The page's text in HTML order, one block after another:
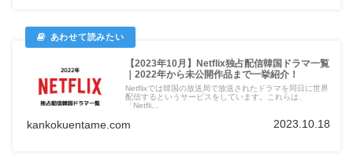
【2023年10月】Netflix独占配信韓国ドラマ一覧
｜2022年から未公開作品まで一挙紹介！
Netflixでは韓国の放送局で放送されたドラマを同日に世界
配信するというサービスをしています。これらは、
「Netfli...
kankokuentame.com 2023.10.18